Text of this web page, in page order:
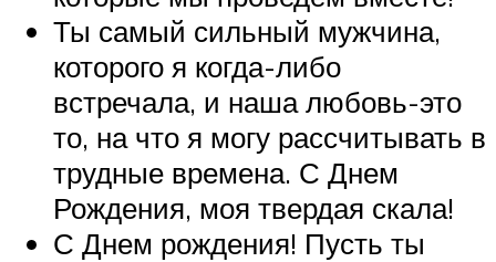
Ты самый сильный мужчина,
которого я когда-либо
встречала, и наша любовь-это
то, на что я могу рассчитывать в
трудные времена. С Днем
Рождения, моя твердая скала!
С Днем рождения! Пусть ты